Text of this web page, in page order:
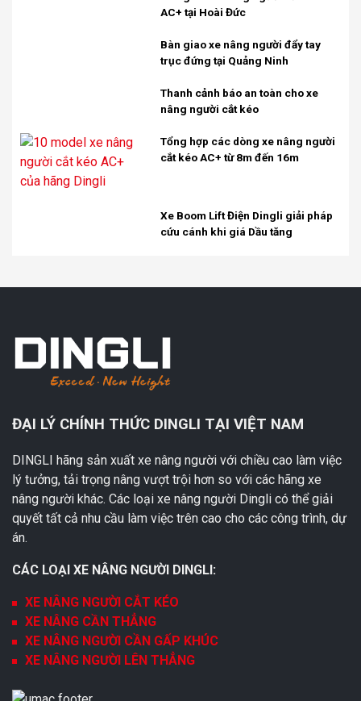
AC+ tại Hoài Đức
Bàn giao xe nâng người đẩy tay
trục đứng tại Quảng Ninh
Thanh cảnh báo an toàn cho xe
nâng người cắt kéo
Tổng hợp các dòng xe nâng người
cắt kéo AC+ từ 8m đến 16m
Xe Boom Lift Điện Dingli giải pháp
cứu cánh khi giá Dầu tăng
ĐẠI LÝ CHÍNH THỨC DINGLI TẠI VIỆT NAM
DINGLI hãng sản xuất xe nâng người với chiều cao làm việc
lý tưởng, tải trọng nâng vượt trội hơn so với các hãng xe
nâng người khác. Các loại xe nâng người Dingli có thể giải
quyết tất cả nhu cầu làm việc trên cao cho các công trình, dự
án.
CÁC LOẠI XE NÂNG NGƯỜI DINGLI:
XE NÂNG NGƯỜI CẮT KÉO
XE NÂNG CẦN THẲNG
XE NÂNG NGƯỜI CẦN GẤP KHÚC
XE NÂNG NGƯỜI LÊN THẲNG